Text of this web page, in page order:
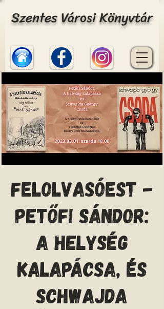
Szentes Városi Könyvtár
Felolvasóest -
Petőfi Sándor:
A helység
kalapácsa, és
Schwajda